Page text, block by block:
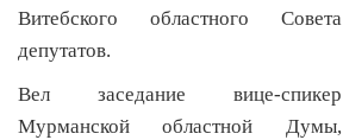
Витебского областного Совета
депутатов.
Вел заседание вице-спикер
Мурманской областной Думы,